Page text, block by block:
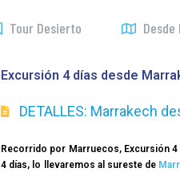
Tour Desierto
Excursión 4 días desde
DETALLES: Marrakech
Recorrido por Marruecos, Excursión
4 días, lo llevaremos al sureste de